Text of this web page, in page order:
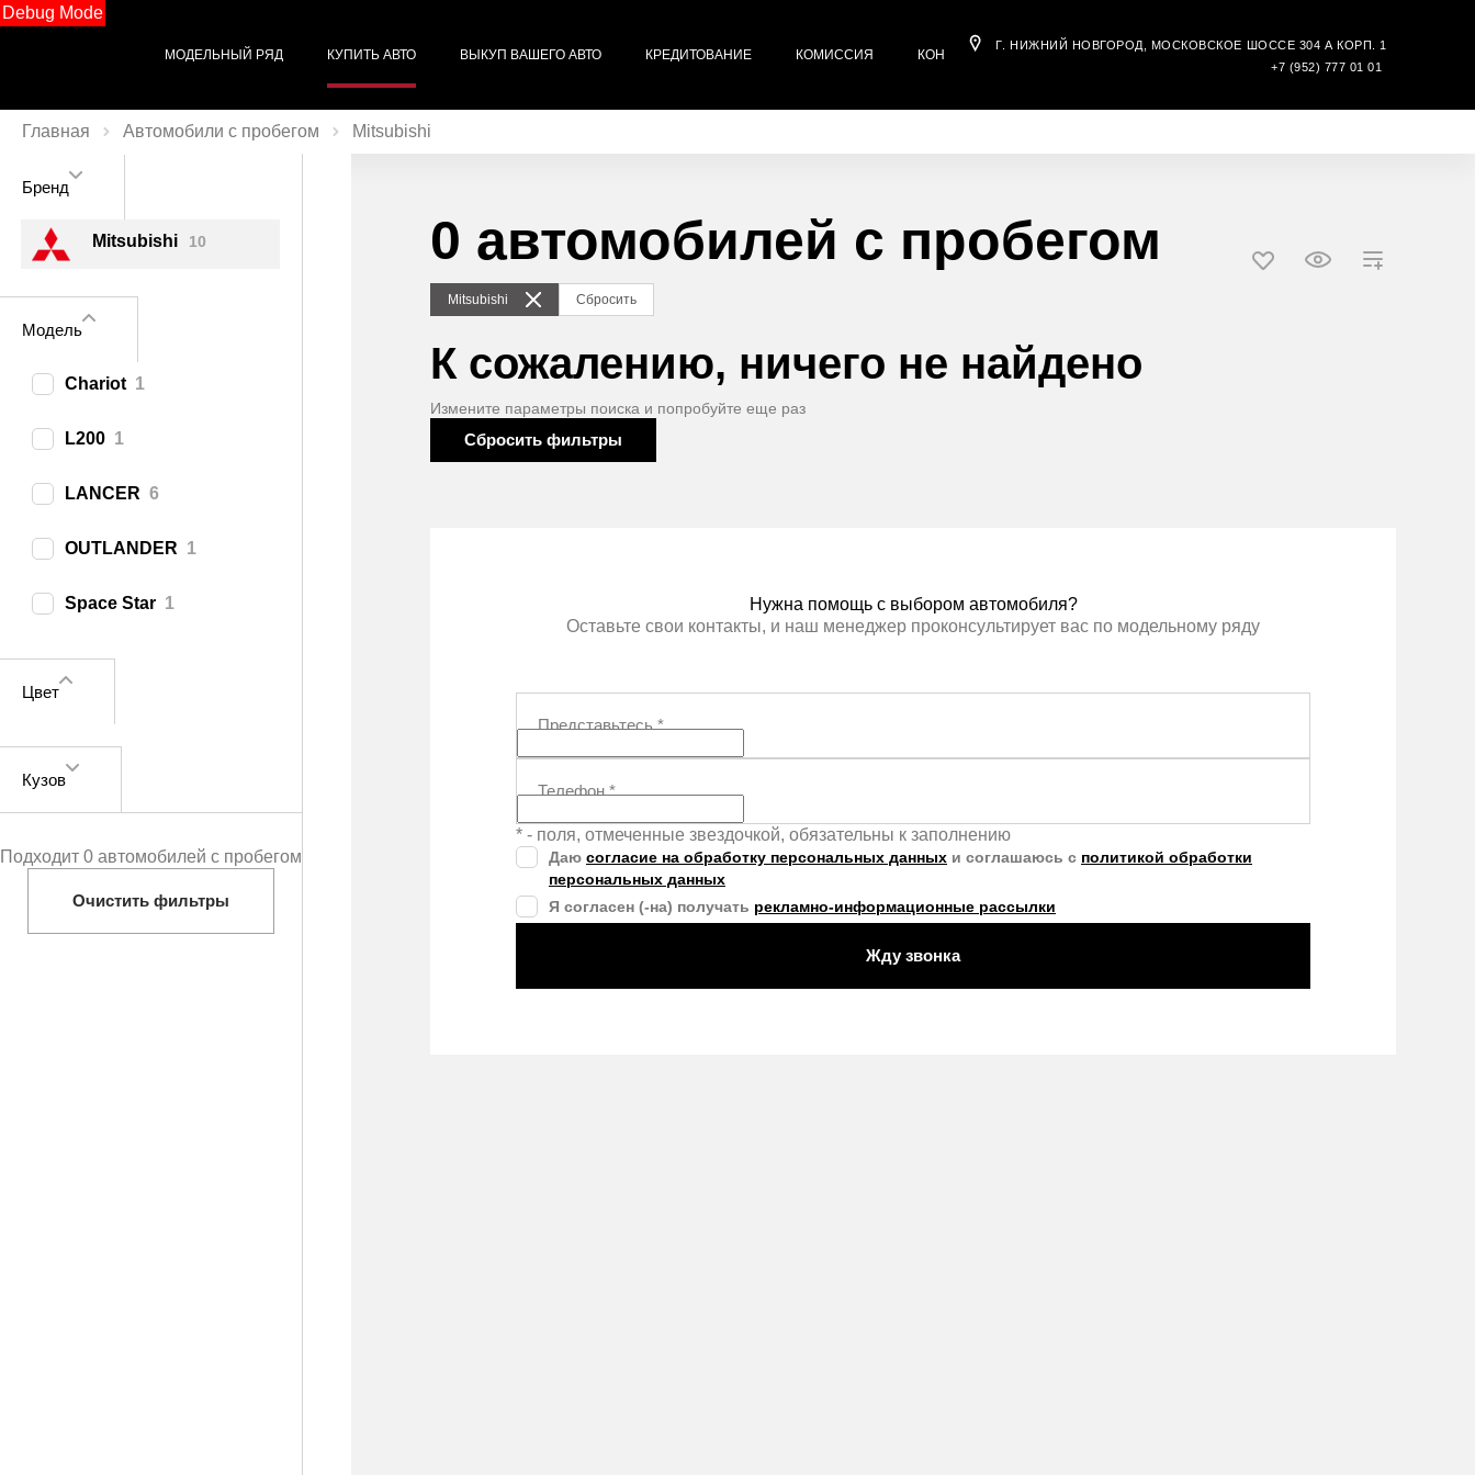
Debug Mode
МОДЕЛЬНЫЙ РЯД КУПИТЬ АВТО ВЫКУП ВАШЕГО АВТО КРЕДИТОВАНИЕ КОМИССИЯ КОНТАКТЫ
Г. НИЖНИЙ НОВГОРОД, МОСКОВСКОЕ ШОССЕ 304 А КОРП. 1
+7 (952) 777 01 01
Главная Автомобили с пробегом Mitsubishi
Бренд
Mitsubishi 10
Модель
Chariot 1
L200 1
LANCER 6
OUTLANDER 1
Space Star 1
Цвет
Кузов
Подходит 0 автомобилей с пробегом
Очистить фильтры
0 автомобилей с пробегом
Mitsubishi Сбросить
К сожалению, ничего не найдено
Измените параметры поиска и попробуйте еще раз
Сбросить фильтры
Нужна помощь с выбором автомобиля?
Оставьте свои контакты, и наш менеджер проконсультирует вас по модельному ряду
Представьтесь*
Телефон*
* - поля, отмеченные звездочкой, обязательны к заполнению
Даю согласие на обработку персональных данных и соглашаюсь с политикой обработки
персональных данных
Я согласен (-на) получать рекламно-информационные рассылки
Жду звонка